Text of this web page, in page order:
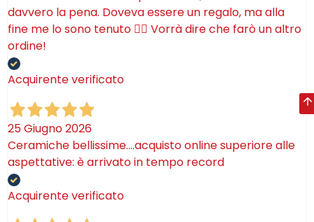
davvero la pena. Doveva essere un regalo, ma alla
fine me lo sono tenuto 🤷‍♂️ Vorrà dire che farò un altro
ordine!
Acquirente verificato
25 Giugno 2026
Ceramiche bellissime….acquisto online superiore alle
aspettative: è arrivato in tempo record
Acquirente verificato